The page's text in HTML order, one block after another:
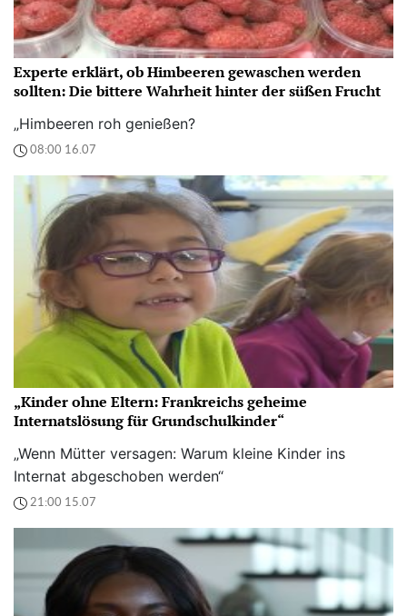
Experte erklärt, ob Himbeeren gewaschen werden
sollten: Die bittere Wahrheit hinter der süßen Frucht
„Himbeeren roh genießen?
08:00 16.07
„Kinder ohne Eltern: Frankreichs geheime
Internatslösung für Grundschulkinder“
„Wenn Mütter versagen: Warum kleine Kinder ins
Internat abgeschoben werden“
21:00 15.07